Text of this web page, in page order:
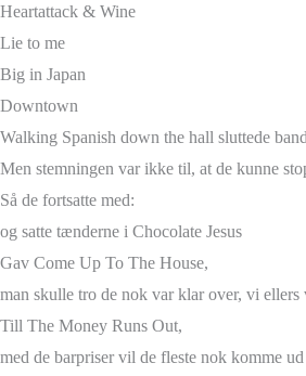
Heartattack & Wine
Lie to me
Big in Japan
Downtown
Walking Spanish down the hall sluttede
Men stemningen var ikke til, at de kunne
Så de fortsatte med:
og satte tænderne i Chocolate Jesus
Gav Come Up To The House,
man skulle tro de nok var klar over, vi ellers
Till The Money Runs Out,
med de barpriser vil de fleste nok komme